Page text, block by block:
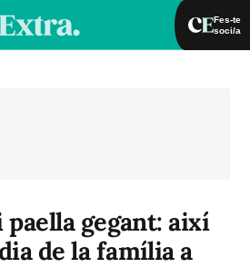
Fes-te
soci/a
paella gegant: així
de la família a